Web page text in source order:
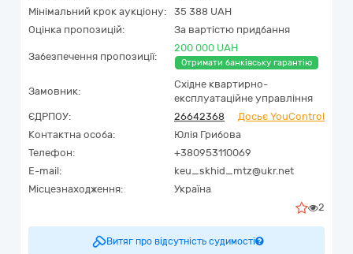
Мінімальний крок аукціону:
35 388 UAH
Оцінка пропозицій:
За вартістю придбання
Забезпечення пропозиції:
200 000 UAH
Отримати банківську гарантію
Замовник:
Східне квартирно-
експлуатаційне управління
ЄДРПОУ:
26642368
Досьє YouControl
Контактна особа:
Юлія Грибова
Телефон:
+380953110069
E-mail:
keu_skhid_mtz@ukr.net
Місцезнаходження:
Україна
2
Витяг про відсутність судимості